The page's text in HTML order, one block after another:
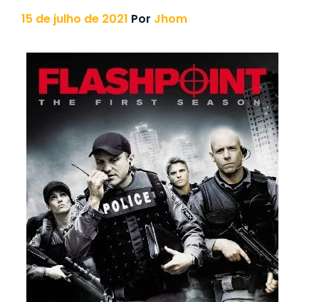
15 de julho de 2021 Por Jhom